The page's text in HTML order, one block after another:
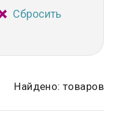
Сбросить
Найдено: товаров